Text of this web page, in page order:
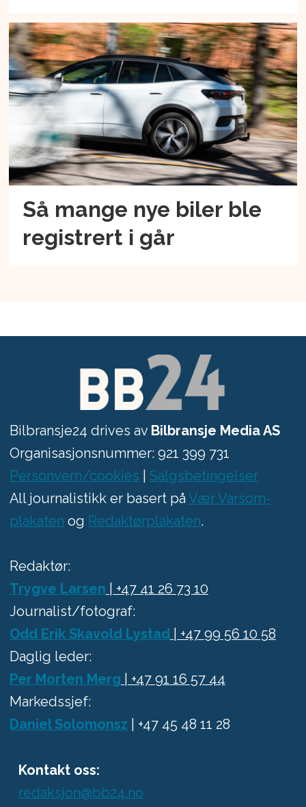
Så mange nye biler ble
registrert i går
Bilbransje24 drives av Bilbransje Media AS
Organisasjonsnummer: 921 399 731
Personvern/cookies
Salgsbetingelser
All journalistikk er basert på Vær Varsom-
plakaten og Redaktørplakaten.
Redaktør:
Trygve Larsen | +47 41 26 73 10
Journalist/fotograf:
Odd Erik Skavold Lystad| +47 99 56 10 58
Daglig leder:
Per Morten Merg | +47 91 16 57 44
Markedssjef:
Daniel Solomonsz | +47 45 48 11 28
Kontakt oss:
redaksjon@bb24.no